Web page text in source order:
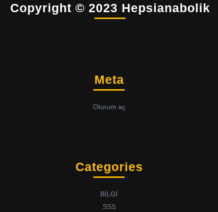
Copyright © 2023 Hepsianabolik
Meta
Oturum aç
Categories
BİLGİ
SSS